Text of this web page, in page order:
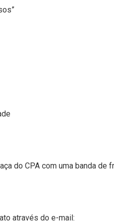
do CPA com uma banda de
através do e-mail: